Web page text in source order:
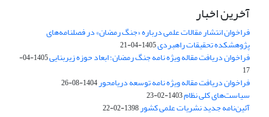
آخرین اخبار
فراخوان انتشار مقالات علمی درباره «جنگ رمضان» در فصلنامه‌های
پژوهشکده تحقیقات راهبردی1405-04-21
فراخوان دریافت مقاله ویژه نامه جنگ رمضان؛ ابعاد حوزه زیربنایی
1405-04-
17
فراخوان دریافت مقاله ویژه نامه توسعه دریامحور1404-08-26
سیاست‌های کلی نظام1403-02-23
آئین‌نامه جدید نشریات علمی کشور1398-02-22